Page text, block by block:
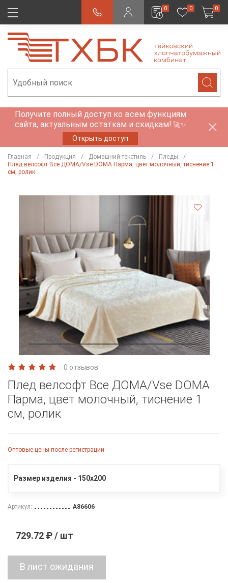
0 0 0
Получите полный доступ ко всем функциям
сайта, актуальным остаткам и скидкам! 🚀✨
Открыть доступ
Главная Продукция Домашний текстиль
Пледы
Плед велсофт Все ДOMA/Vse DOMA Парма, цвет молочный, тиснение 1
см, ролик
0 отзывов
Плед велсофт Все ДOMA/Vse DOMA
Парма, цвет молочный, тиснение 1
см, ролик
Оптовые цены после регистрации
Размер изделия - 150х200
Артикул: A86606
729.72 ₽ / шт